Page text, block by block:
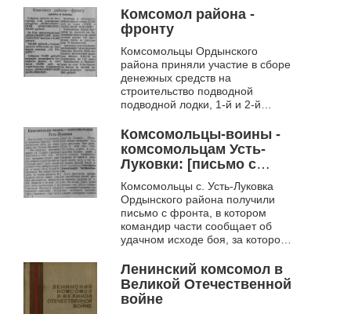
Комсомол района -
фронту
Комсомольцы Ордынского
района приняли участие в сборе
денежных средств на
строительство подводной
подводной лодки, 1-й и 2-й
"Новосибирский комсомолец",
на создание танк...
Комсомольцы-воины -
комсомольцам Усть-
Луковки: [письмо с
фронта]
Комсомольцы с. Усть-Луковка
Ордынского района получили
письмо с фронта, в котором
командир части сообщает об
удачном исходе боя, за которое
Гончаров Александр
Трофимович был нагр...
Ленинский комсомол в
Великой Отечественной
войне